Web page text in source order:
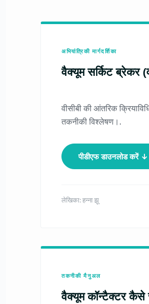
अभियांत्रिकी मार्गदर्शिका
वैक्यूम सर्किट ब्रेकर
वीसीबी की आंतरिक
तकनीकी विश्लेषण।.
पीडीएफ डाउनलोड करें ↓
लेखिका: हन्ना झू
तकनीकी मैनुअल
वैक्यूम कॉन्टैक्टर कैसे